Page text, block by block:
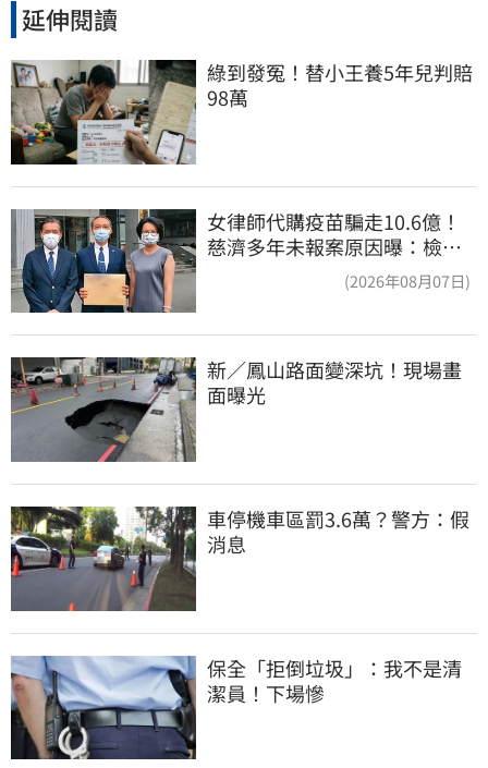
延伸閱讀
綠到發冤！替小王養5年兒判賠
98萬
女律師代購疫苗騙走10.6億！
慈濟多年未報案原因曝：檢警
(2026年08月07日)
新／鳳山路面變深坑！現場畫
面曝光
車停機車區罰3.6萬？警方：假
消息
保全「拒倒垃圾」：我不是清
潔員！下場慘